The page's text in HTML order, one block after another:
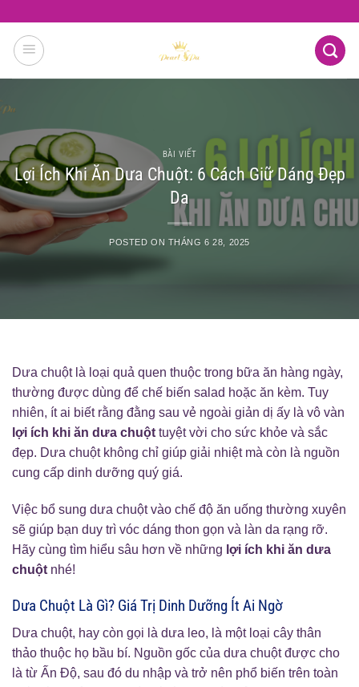
content
BÀI VIẾT
Lợi Ích Khi Ăn Dưa Chuột: 6 Cách Giữ Dáng Đẹp
Da
POSTED ON THÁNG 6 28, 2025
Dưa chuột là loại quả quen thuộc trong bữa ăn hàng ngày,
thường được dùng để chế biến salad hoặc ăn kèm. Tuy
nhiên, ít ai biết rằng đằng sau vẻ ngoài giản dị ấy là vô vàn
lợi ích khi ăn dưa chuột tuyệt vời cho sức khỏe và sắc
đẹp. Dưa chuột không chỉ giúp giải nhiệt mà còn là nguồn
cung cấp dinh dưỡng quý giá.
Việc bổ sung dưa chuột vào chế độ ăn uống thường xuyên
sẽ giúp bạn duy trì vóc dáng thon gọn và làn da rạng rỡ.
Hãy cùng tìm hiểu sâu hơn về những lợi ích khi ăn dưa
chuột nhé!
Dưa Chuột Là Gì? Giá Trị Dinh Dưỡng Ít Ai Ngờ
Dưa chuột, hay còn gọi là dưa leo, là một loại cây thân
thảo thuộc họ bầu bí. Nguồn gốc của dưa chuột được cho
là từ Ấn Độ, sau đó du nhập và trở nên phổ biến trên toàn